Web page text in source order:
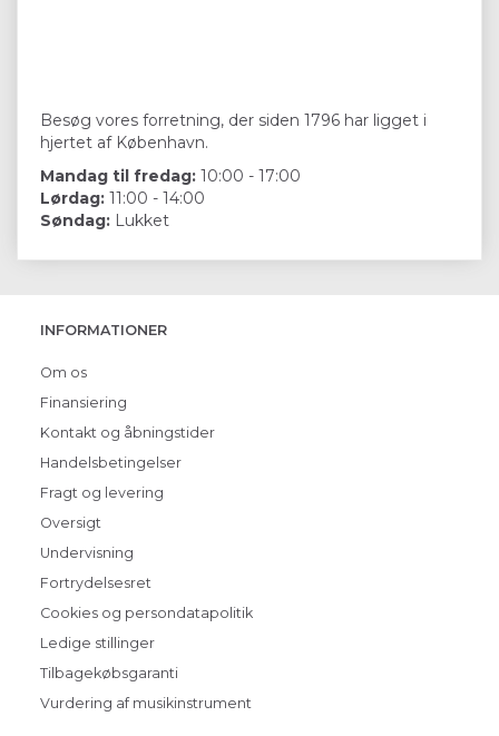
Besøg vores forretning, der siden 1796 har ligget i
hjertet af København.
Mandag til fredag: 10:00 - 17:00
Lørdag: 11:00 - 14:00
Søndag: Lukket
INFORMATIONER
Om os
Finansiering
Kontakt og åbningstider
Handelsbetingelser
Fragt og levering
Oversigt
Undervisning
Fortrydelsesret
Cookies og persondatapolitik
Ledige stillinger
Tilbagekøbsgaranti
Vurdering af musikinstrument